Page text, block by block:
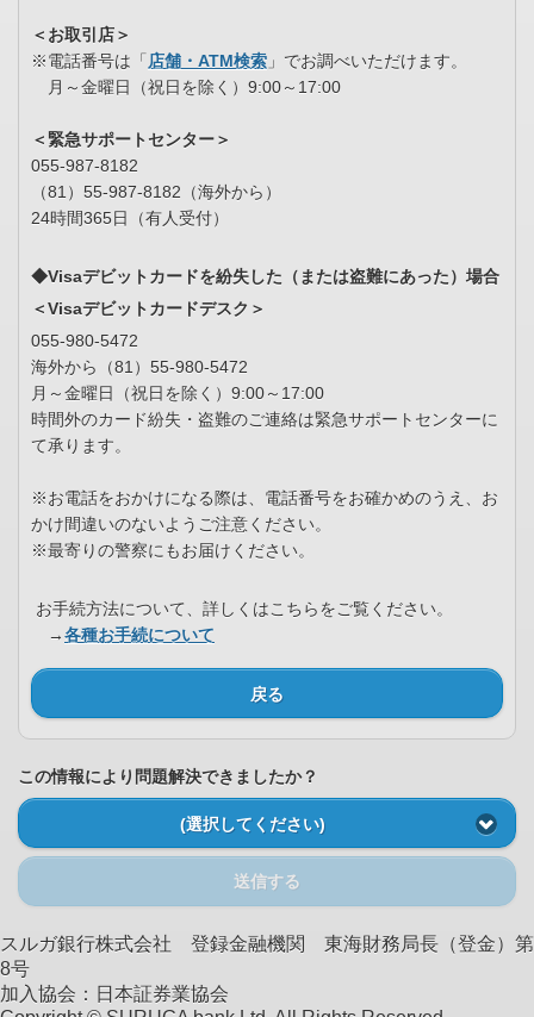
＜お取引店＞
※電話番号は「 店舗・ATM検索 」でお調べいただけます。
月～金曜日（祝日を除く）9:00～17:00
＜緊急サポートセンター＞
055-987-8182
（81）55-987-8182（海外から）
24時間365日（有人受付）
◆Visaデビットカードを紛失した（または盗難にあった）場合
＜Visaデビットカードデスク＞
055-980-5472
海外から（81）55-980-5472
月～金曜日（祝日を除く）9:00～17:00
時間外のカード紛失・盗難のご連絡は緊急サポートセンターに
て承ります。
※お電話をおかけになる際は、電話番号をお確かめのうえ、お
かけ間違いのないようご注意ください。
※最寄りの警察にもお届けください。
お手続方法について、詳しくはこちらをご覧ください。
→各種お手続について
戻る
この情報により問題解決できましたか？
(選択してください)
送信する
スルガ銀行株式会社 登録金融機関 東海財務局長（登金）第
8号
加入協会：日本証券業協会